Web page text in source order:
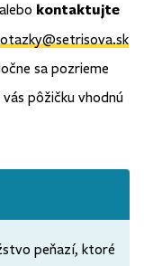
kontaktujte
otazky@setrisova.sk
sa pozrieme
pôžičku vhodnú
peňazí, ktoré